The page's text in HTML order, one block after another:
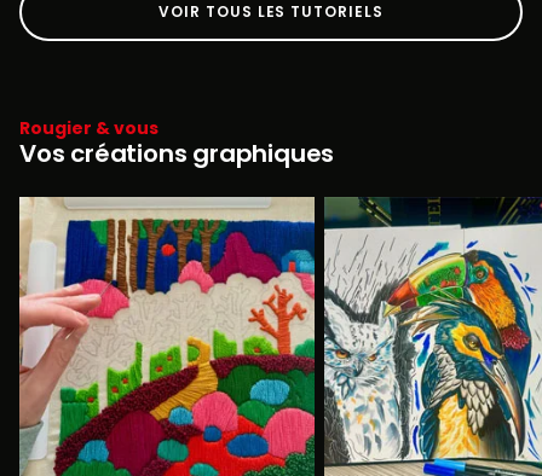
VOIR TOUS LES TUTORIELS
Rougier & vous
Vos créations graphiques